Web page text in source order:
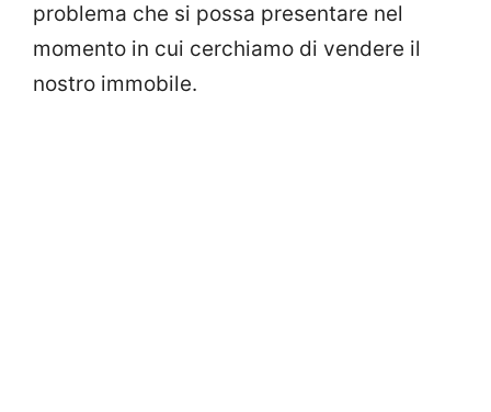
problema che si possa presentare nel
momento in cui cerchiamo di vendere il
nostro immobile.